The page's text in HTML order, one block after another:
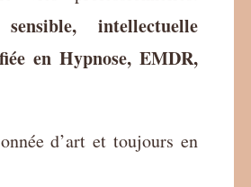
intellectuelle
en Hypnose, EMDR,
d’art et toujours en